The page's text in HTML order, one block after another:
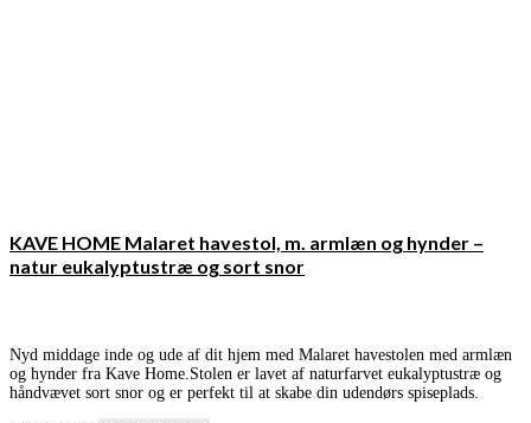
KAVE HOME Malaret havestol, m. armlæn og hynder –
natur eukalyptustræ og sort snor
Nyd middage inde og ude af dit hjem med Malaret havestolen med armlæn
og hynder fra Kave Home.Stolen er lavet af naturfarvet eukalyptustræ og
håndvævet sort snor og er perfekt til at skabe din udendørs spiseplads.